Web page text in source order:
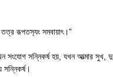
রূপতস‍্যং সমবায়াৎ।”
সন্নিকর্ষ হয়, যখন আত্মার সুখ,